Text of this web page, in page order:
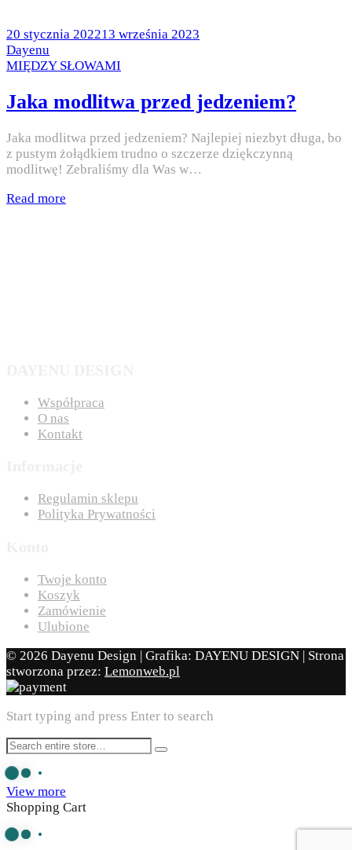
Posted
on
20 stycznia 202213 września 2023
by
Dayenu
Posted
MIĘDZY SŁOWAMI
Jaka modlitwa przed jedzeniem?
Jaka modlitwa przed jedzeniem? Najlepiej niezbyt długa, bo
z pustym żołądkiem trudno o szczerze dziękczynną
modlitwę! Zebraliśmy dla Was w…
Read more
Współpraca
O nas
Kontakt
Regulamin sklepu
Polityka Prywatności
Twoje konto
Koszyk
Zamówienie
Ulubione
© 2026 Dayenu Design | Grafika: DAYENU DESIGN | Strona
stworzona przez: Lemonweb.pl
Start typing and press Enter to search
View more
Shopping Cart